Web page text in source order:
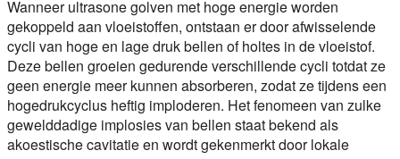
Wanneer ultrasone golven met hoge energie worden
gekoppeld aan vloeistoffen, ontstaan er door afwisselende
cycli van hoge en lage druk bellen of holtes in de vloeistof.
Deze bellen groeien gedurende verschillende cycli totdat ze
geen energie meer kunnen absorberen, zodat ze tijdens een
hogedrukcyclus heftig imploderen. Het fenomeen van zulke
gewelddadige implosies van bellen staat bekend als
akoestische cavitatie en wordt gekenmerkt door lokale